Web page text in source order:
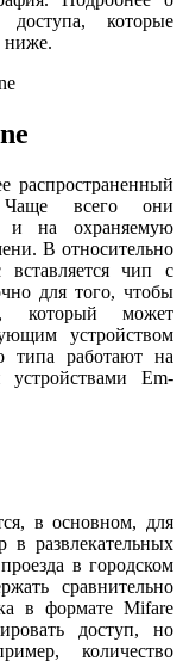
доступа, которые
ниже.
Чаще всего они
и на охраняемую
В относительно
чип с
для того, чтобы
который может
устройством
типа работают на
Em-
в основном, для
в развлекательных
в городском
сравнительно
в формате Mifare
доступ, но
количество